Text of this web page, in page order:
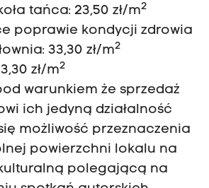
tańca: 23,50 zł/m2
poprawie kondycji zdrowia
33,30 zł/m2
zł/m2
warunkiem że sprzedaż
ich jedyną działalność
możliwość przeznaczenia
powierzchni lokalu na
polegającą na